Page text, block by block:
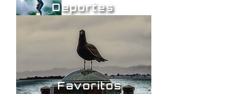
Deportes
Favoritos